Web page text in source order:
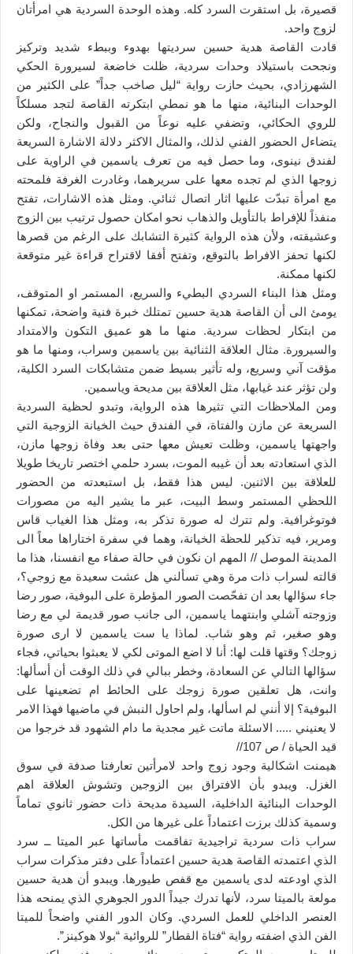
قصيرة، بل استقرت السرد كله. وهذه الوحدة السردية هي امرأتان
لزوج واحد.
قادت القاصة هدية حسين سرديتها بهدوء وببطء شديد وتركيز
ونجحت باستيلاد وحدات سردية، ظلت خاضعة لسيرورة الحكي
الشهرزادي، بحيث حازت رواية “ليل صاخب جداً” على الكثير من
الوحدات البنائية، منها ما هو نمطي ابتكرته القاصة لتجد مسلكاً
للروي الحكائي، وتضفي عليه نوعاً من القبول والنجاح، ولكن
يتضاءل الحضور الفني لذلك، والمثال الاكثر دلالة الاشارة السريعة
لفندق نينوى، وما حصل فيه من تعرف ياسمين في الراوية على
زوجها الذي لم تجده معها على سريرهما، وغادرت الغرفة فلمحته
مع امرأة تبدّت عليها اثار اتصال ثنائي. ومثل هذه الاشارات، تفتح
منفذاً للإفراط بالتأويل والذهاب نحو امكان حصول ترتيب بين الزوج
وعشيقته، ولأن هذه الرواية كثيرة التشابك على الرغم من قصرها
لكنها تحفز الافراط بالتوقع، وتفتح أفقا لاقتراح قراءة غير متوقعة
لكنها ممكنة.
ومثل هذا البناء السردي البطيء والسريع، المستمر او المتوقف،
يومئ الى أن القاصة هدية حسين تمتلك خبرة فنية واضحة، تمكنها
من ابتكار لحظات سردية. منها ما هو عميق التكون والامتداد
والسيرورة. مثال العلاقة الثنائية بين ياسمين وسراب، ومنها ما هو
مؤقت آني وسريع، وله تأثير بسيط ضمن متشابكات السرد الكلية،
ولن تؤثر عند غيابها، مثل العلاقة بين مديحة وياسمين.
ومن الملاحظات التي تثيرها هذه الرواية، وتبدو لحظية السردية
السريعة عن مازن والفتاة، في الفندق حيث الخيانة الزوجية التي
واجهتها ياسمين، وظلت تعيش معها حتى بعد وفاة زوجها مازن،
الذي استعادته بعد أن غيبه الموت، بسرد حلمي اختصر تاريخا طويلا
للعلاقة بين الاثنين. ليس هذا فقط، بل استبعدته من الحضور
اللحظي المستمر وسط البيت، عبر ما يشير اليه من مصورات
فوتوغرافية. ولم تترك له صورة تذكر به، ومثل هذا الغياب قاس
ومرير، فيه تذكير للحظة الخيانة، وهما في سفرة اختاراها معاً الى
المدينة الموصل // المهم ان نكون في حالة صفاء مع انفسنا، هذا ما
قالته لسراب ذات مرة وهي تسألني هل عشت سعيدة مع زوجي؟،
جاء سؤالها بعد ان تفحّصت الصور المؤطرة على البوفية، صور رضا
وزوجته آشلي وابنتهما ياسمين، الى جانب صور قديمة لي مع رضا
وهو صغير، ثم وهو شاب. لماذا يا ست ياسمين لا ارى صورة
زوجك؟ وقتها قلت لها: أنا لا اضع الموتى لكي لا يعبثوا بحياتي، فجاء
سؤالها التالي عن السعادة، وخطر ببالي في ذلك الوقت أن أسألها:
وانت، هل تعلقين صورة زوجك على الحائط ام تضعينها على
البوفية؟ إلا أنني لم اسألها، ولم احاول النبش في ماضيها فهذا الامر
لا يعنيني ..... الاسئلة ماتت غير مجدية ما دام الشهود قد خرجوا من
قيد الحياة / ص 107//
هيمنت اشكالية وجود زوج واحد لامرأتين تعارفتا صدفة في سوق
الغزل. ويبدو بأن الافتراق بين الزوجين وتشوش العلاقة اهم
الوحدات البنائية الداخلية، السيدة مديحة ذات حضور ثانوي تماماً
وسمية كذلك برزت اعتماداً على غيرها من الكل.
سراب ذات سردية تراجيدية تفاقمت مأساتها عبر الميتا ــ سرد
الذي اعتمدته القاصة هدية حسين اعتماداً على دفتر مذكرات سراب
الذي اودعته لدى ياسمين مع قفص طيورها. ويبدو أن هدية حسين
مولعة بالميتا سرد، لأنها تدرك جيداً الدور الجوهري الذي يمنحه هذا
العنصر الداخلي للعمل السردي. وكان الدور الفني واضحاً للميتا
الفن الذي اضفته رواية “فتاة القطار” للروائية “بولا هوكينز”.